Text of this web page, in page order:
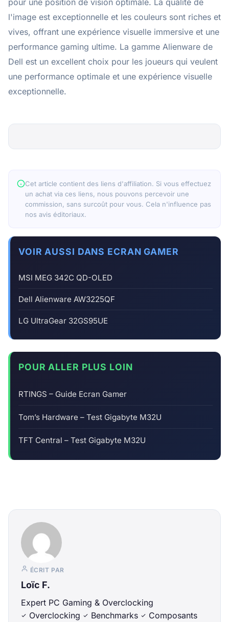
pour une position de vision optimale. La qualité de
l'image est exceptionnelle et les couleurs sont riches et
vives, offrant une expérience visuelle immersive et une
performance gaming ultime. La gamme Alienware de
Dell est un excellent choix pour les joueurs qui veulent
une performance optimale et une expérience visuelle
exceptionnelle.
Cet article contient des liens d'affiliation. Si vous effectuez
un achat via ces liens, nous pouvons percevoir une
commission, sans surcoût pour vous. Cela n'influence pas
nos avis éditoriaux.
VOIR AUSSI DANS ECRAN GAMER
MSI MEG 342C QD-OLED
Dell Alienware AW3225QF
LG UltraGear 32GS95UE
POUR ALLER PLUS LOIN
RTINGS – Guide Ecran Gamer
Tom’s Hardware – Test Gigabyte M32U
TFT Central – Test Gigabyte M32U
ÉCRIT PAR
Loïc F.
Expert PC Gaming & Overclocking
Overclocking
Benchmarks
Composants